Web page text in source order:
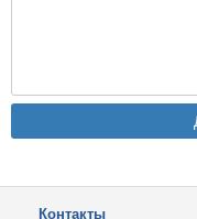
Контакты